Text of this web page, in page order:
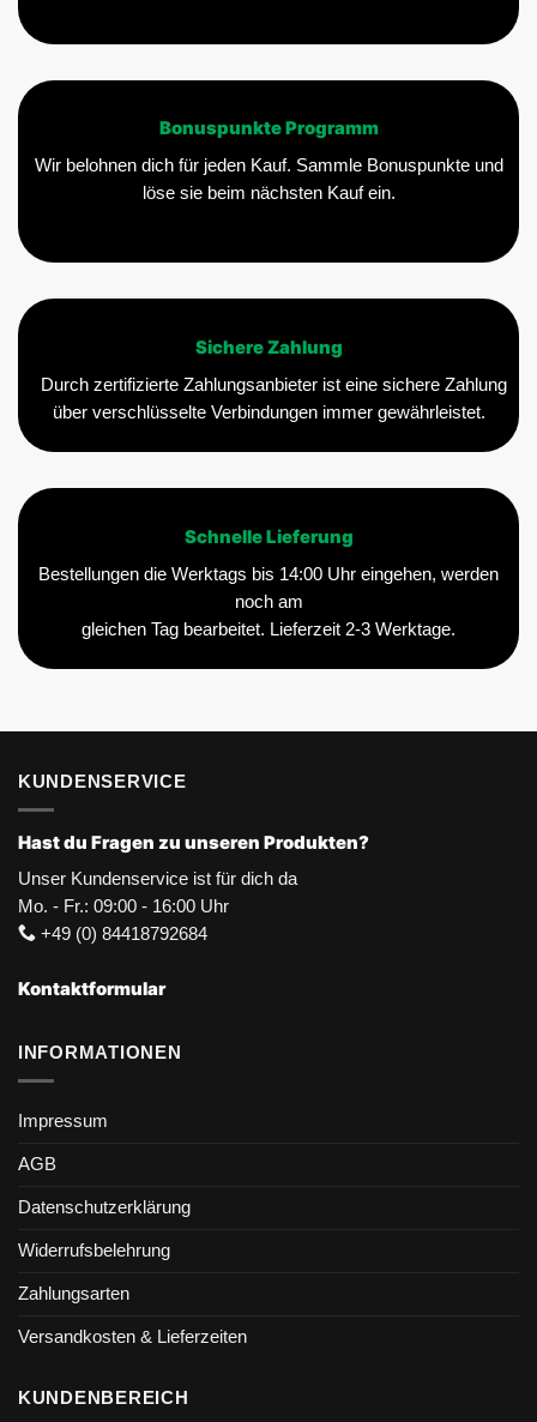
Bonuspunkte Programm
Wir belohnen dich für jeden Kauf. Sammle Bonuspunkte und
löse sie beim nächsten Kauf ein.
Sichere Zahlung
Durch zertifizierte Zahlungsanbieter ist eine sichere Zahlung
über verschlüsselte Verbindungen immer gewährleistet.
Schnelle Lieferung
Bestellungen die Werktags bis 14:00 Uhr eingehen, werden
noch am
gleichen Tag bearbeitet. Lieferzeit 2-3 Werktage.
KUNDENSERVICE
Hast du Fragen zu unseren Produkten?
Unser Kundenservice ist für dich da
Mo. - Fr.: 09:00 - 16:00 Uhr
+49 (0) 84418792684
Kontaktformular
INFORMATIONEN
Impressum
AGB
Datenschutzerklärung
Widerrufsbelehrung
Zahlungsarten
Versandkosten & Lieferzeiten
KUNDENBEREICH